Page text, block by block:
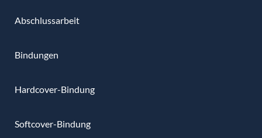
Abschlussarbeit
Bindungen
Hardcover-Bindung
Softcover-Bindung